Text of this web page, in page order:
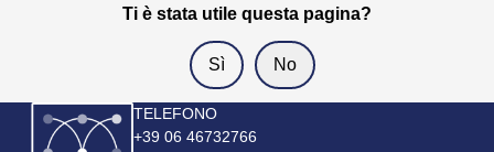
Ti è stata utile questa pagina?
Immagine
TELEFONO
+39 06 46732766